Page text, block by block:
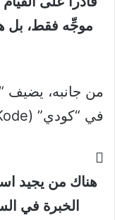
موجِّه فقط، بل
من جانبه، يضيف
في “كودي” (Kode):
هناك من يجيد
الخبرة في